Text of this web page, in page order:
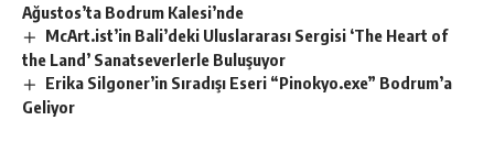
Ağustos’ta Bodrum Kalesi’nde
McArt.ist’in Bali’deki Uluslararası Sergisi ‘The Heart of
the Land’ Sanatseverlerle Buluşuyor
Erika Silgoner’in Sıradışı Eseri “Pinokyo.exe” Bodrum’a
Geliyor